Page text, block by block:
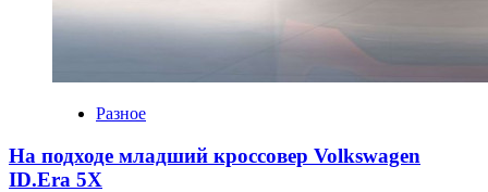
Разное
На подходе младший кроссовер Volkswagen
ID.Era 5X